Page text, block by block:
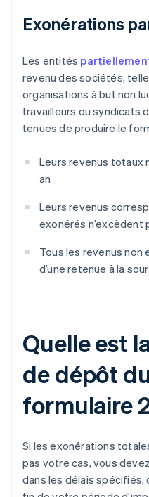
Exonérations
Les entités
revenu des sociétés,
organisations à but non
travailleurs ou syndicats
tenues de produire le
Leurs revenus totaux
an
Leurs revenus
exonérés n’excèdent
Tous les revenus non
d’une retenue à la
Quelle est
de dépôt
formulaire
Si les exonérations
pas votre cas, vous
dans les délais spécifiés,